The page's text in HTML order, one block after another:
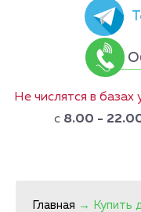
Не числятся в
с 8.00 -
Главная → Купить